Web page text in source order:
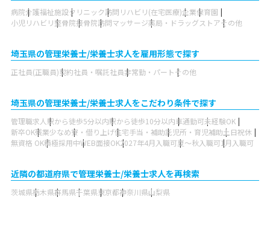
病院介護福祉施設クリニック訪問リハビリ(在宅医療)企業保育園
小児リハビリ整骨院接骨院訪問マッサージ薬局・ドラッグストアその他
埼玉県の管理栄養士/栄養士求人を雇用形態で探す
正社員(正職員)契約社員・嘱託社員非常勤・パートその他
埼玉県の管理栄養士/栄養士求人をこだわり条件で探す
管理職求人 駅から徒歩5分以内駅から徒歩10分以内車通勤可未経験OK
新卒OK残業少なめ寮・借り上げ住宅手当・補助託児所・育児補助土日祝休
無資格 OK積極採用中WEB面接OK2027年4月入職可夏～秋入職可1月入職可
近隣の都道府県で管理栄養士/栄養士求人を再検索
茨城県栃木県群馬県千葉県東京都神奈川県山梨県